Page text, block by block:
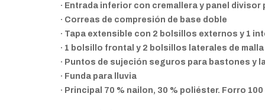
· Entrada inferior con cremallera y panel
· Correas de compresión de base doble
· Tapa extensible con 2 bolsillos externos y 1
· 1 bolsillo frontal y 2 bolsillos laterales de
· Puntos de sujeción seguros para bastones y
· Funda para lluvia
· Principal 70 % nailon, 30 % poliéster. Forro